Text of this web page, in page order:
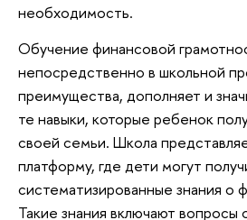
необходимость.
Обучение финансовой
непосредственно в школьной
преимущества, дополняет и
те навыки, которые ребенок
своей семьи. Школа
платформу, где дети могут
систематизированные знания о
Такие знания включают вопросы